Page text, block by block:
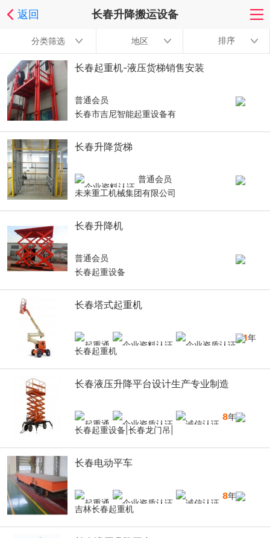
返回 长春升降搬运设备
分类筛选 地区 排序
长春起重机-液压货梯销售安装
普通会员
长春市吉尼智能起重设备有
长春升降货梯
普通会员
未来重工机械集团有限公司
长春升降机
普通会员
长春起重设备
长春塔式起重机
11年
长春起重机
长春液压升降平台设计生产专业制造
8年
长春起重设备|长春龙门吊|
长春电动平车
8年
吉林长春起重机